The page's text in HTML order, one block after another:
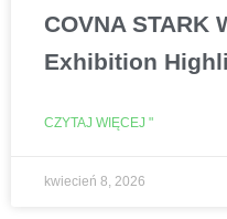
COVNA STARK
Exhibition
CZYTAJ WIĘCEJ "
kwiecień 8, 2026